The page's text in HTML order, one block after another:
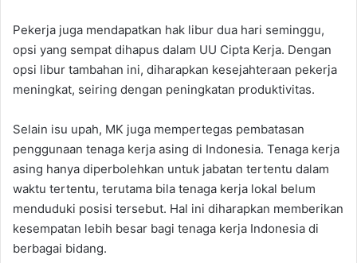
Pekerja juga mendapatkan hak libur dua hari seminggu,
opsi yang sempat dihapus dalam UU Cipta Kerja. Dengan
opsi libur tambahan ini, diharapkan kesejahteraan pekerja
meningkat, seiring dengan peningkatan produktivitas.
Selain isu upah, MK juga mempertegas pembatasan
penggunaan tenaga kerja asing di Indonesia. Tenaga kerja
asing hanya diperbolehkan untuk jabatan tertentu dalam
waktu tertentu, terutama bila tenaga kerja lokal belum
menduduki posisi tersebut. Hal ini diharapkan memberikan
kesempatan lebih besar bagi tenaga kerja Indonesia di
berbagai bidang.